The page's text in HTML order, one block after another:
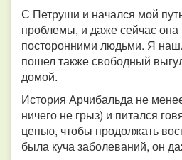
С Петруши и начался мой
проблемы, и даже сейчас
посторонними людьми. Я
пошел также свободный
домой.
История Арчибальда не
ничего не грыз) и питался
цепью, чтобы продолжать
была куча заболеваний, он